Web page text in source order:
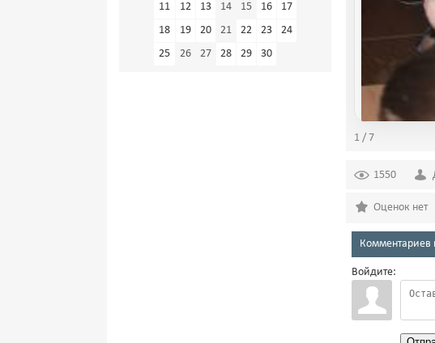
11
12 13 14 15 16
17
18
19 20 21 22 23
24
25
26 27 28 29 30
1 / 7
1550
Оценок нет
Комментариев
Войдите: